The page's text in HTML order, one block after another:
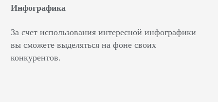
Инфографика
За счет использования интересной инфографики
вы сможете выделяться на фоне своих
конкурентов.